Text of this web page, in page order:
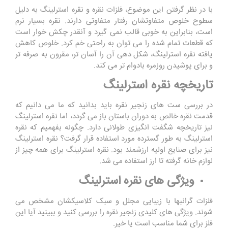
با در نظر گرفتن این موضوع، فلزات نقره و نقره استرلینگ به دلیل
سطوح خلوص متفاوتشان رفتار متفاوتی دارند. نقره بسیار نرم
است، بنابراین به خوبی قالب نمی گیرد و آنقدر چکش خوار است
که قطعات تمام شده را می توان به راحتی خم کرد. خلوص کاهش
یافته نقره استرلینگ، شکل دهی آن را آسان تر، مقرون به صرفه تر
و برای پوشیدن روزمره بادوام تر می کند.
تاریخچه نقره استرلینگ
در بررسی ست های زنجیر نقره باید بدانید که ما می دانیم که
قدمت نقره خالص به دوران باستان باز می گردد، اما نقره استرلینگ
نیز تاریخچه شگفت انگیزی طولانی دارد. چگونه بفهمیم که نقره
استرلینگ به طور گسترده مورد استفاده قرار گرفت؟ نقره استرلینگ
نیز برای صنایع اولیه ارزشمند بود. نقره استرلینگ برای همه چیز از
لوازم خانه گرفته تا ارز استفاده می شد.
ویژگی های نقره استرلینگ
فلزات گرانبها با زیبایی مجلل و سبک کلاسیکشان مشخص می
شوند. ویژگی های کلیدی زنجیر نقره را بررسی کنید و ببینید آیا این
فلز برای شما مناسب است یا خیر.